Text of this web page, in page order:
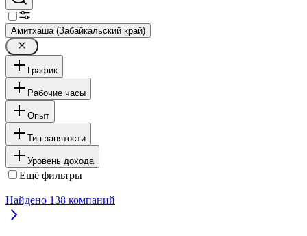
Амитхаша (Забайкальский край)
График
Рабочие часы
Опыт
Тип занятости
Уровень дохода
Ещё фильтры
Найдено 138 компаний